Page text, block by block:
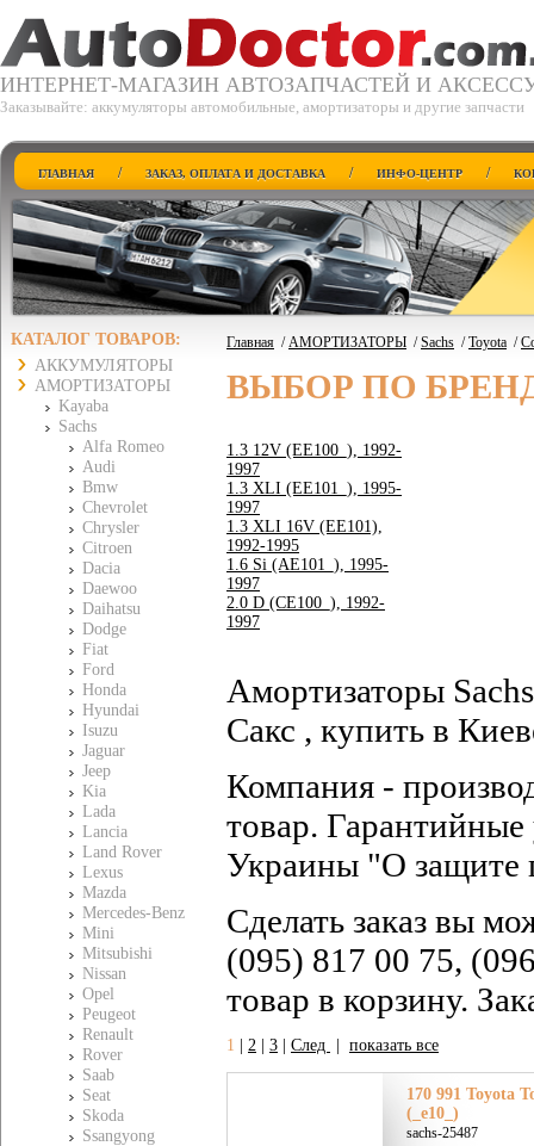
ИНТЕРНЕТ-МАГАЗИН АВТОЗАПЧАСТЕЙ И
Заказывайте: аккумуляторы автомобильные, амортизаторы и другие запчасти
ГЛАВНАЯ / ЗАКАЗ, ОПЛАТА И ДОСТАВКА / ИНФО-ЦЕНТР /
КАТАЛОГ ТОВАРОВ:
АККУМУЛЯТОРЫ
АМОРТИЗАТОРЫ
Kayaba
Sachs
Alfa Romeo
Audi
Bmw
Chevrolet
Chrysler
Citroen
Dacia
Daewoo
Daihatsu
Dodge
Fiat
Ford
Honda
Hyundai
Isuzu
Jaguar
Jeep
Kia
Lada
Lancia
Land Rover
Lexus
Mazda
Mercedes-Benz
Mini
Mitsubishi
Nissan
Opel
Peugeot
Renault
Rover
Saab
Seat
Skoda
Ssangyong
Главная /АМОРТИЗАТОРЫ /Sachs /Toyota /
ВЫБОР ПО
1.3 12V (EE100_), 1992-
1997
1.3 XLI (EE101_), 1995-
1997
1.3 XLI 16V (EE101),
1992-1995
1.6 Si (AE101_), 1995-
1997
2.0 D (CE100_), 1992-
1997
Амортизаторы
Сакс , купить в
Компания -
товар. Гарантийные
Украины "О защите
Сделать заказ вы
(095) 817 00 75,
товар в корзину.
1 2 3 След показать все
170 991 Toyota
(_e10_)
sachs-25487